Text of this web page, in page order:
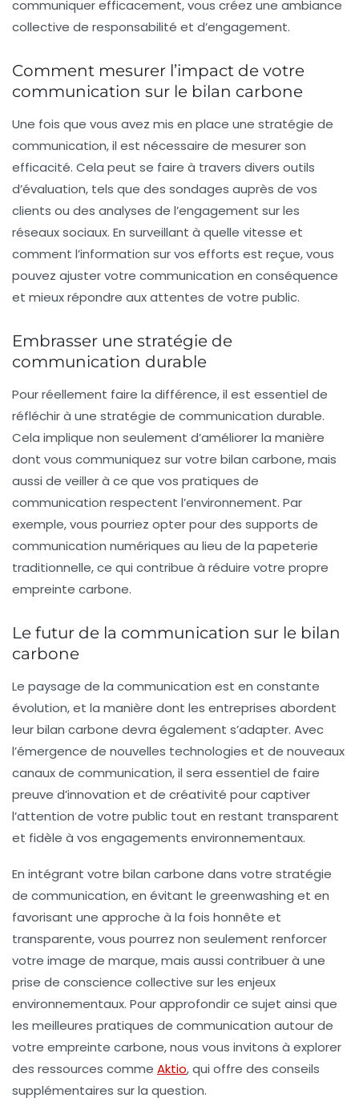
communiquer efficacement, vous créez une ambiance
collective de responsabilité et d’engagement.
Comment mesurer l’impact de votre
communication sur le bilan carbone
Une fois que vous avez mis en place une stratégie de
communication, il est nécessaire de mesurer son
efficacité. Cela peut se faire à travers divers outils
d’évaluation, tels que des sondages auprès de vos
clients ou des analyses de l’engagement sur les
réseaux sociaux. En surveillant à quelle vitesse et
comment l’information sur vos efforts est reçue, vous
pouvez ajuster votre communication en conséquence
et mieux répondre aux attentes de votre public.
Embrasser une stratégie de
communication durable
Pour réellement faire la différence, il est essentiel de
réfléchir à une stratégie de communication durable.
Cela implique non seulement d’améliorer la manière
dont vous communiquez sur votre bilan carbone, mais
aussi de veiller à ce que vos pratiques de
communication respectent l’environnement. Par
exemple, vous pourriez opter pour des supports de
communication numériques au lieu de la papeterie
traditionnelle, ce qui contribue à réduire votre propre
empreinte carbone.
Le futur de la communication sur le bilan
carbone
Le paysage de la communication est en constante
évolution, et la manière dont les entreprises abordent
leur bilan carbone devra également s’adapter. Avec
l’émergence de nouvelles technologies et de nouveaux
canaux de communication, il sera essentiel de faire
preuve d’innovation et de créativité pour captiver
l’attention de votre public tout en restant transparent
et fidèle à vos engagements environnementaux.
En intégrant votre bilan carbone dans votre stratégie
de communication, en évitant le greenwashing et en
favorisant une approche à la fois honnête et
transparente, vous pourrez non seulement renforcer
votre image de marque, mais aussi contribuer à une
prise de conscience collective sur les enjeux
environnementaux. Pour approfondir ce sujet ainsi que
les meilleures pratiques de communication autour de
votre empreinte carbone, nous vous invitons à explorer
des ressources comme Aktio, qui offre des conseils
supplémentaires sur la question.